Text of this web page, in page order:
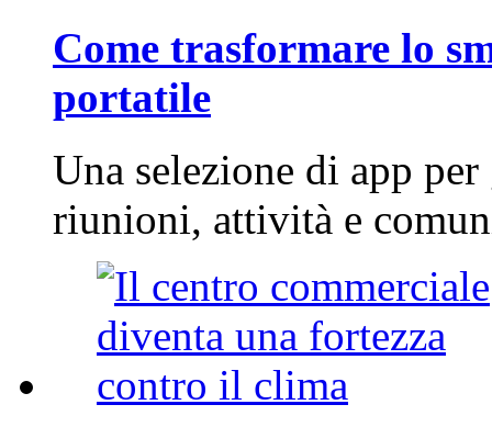
Come trasformare lo
portatile
Una selezione di app
riunioni, attività e